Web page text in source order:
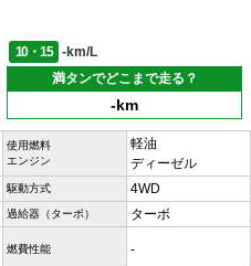
10・15
-km/L
満タンでどこまで走る？
-km
使用燃料
エンジン
軽油
ディーゼル
駆動方式 4WD
過給器（ターボ） ターボ
燃費性能 -